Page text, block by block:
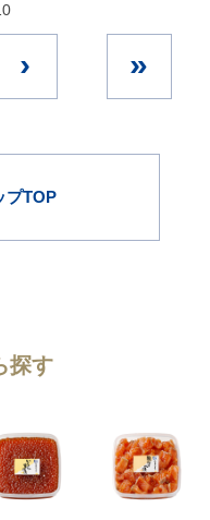
› »
プTOP
探す